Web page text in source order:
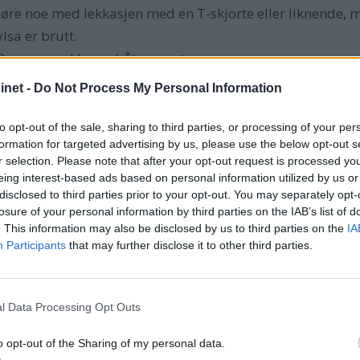
- Do Not Process My Personal Information
opt-out of the sale, sharing to third parties, or processing of your
for targeted advertising by us, please use the below opt-out
selection. Please note that after your opt-out request is processed
interest-based ads based on personal information utilized by us
to third parties prior to your opt-out. You may separately
of your personal information by third parties on the IAB’s list of
This information may also be disclosed by us to third parties on the
Participants that may further disclose it to other third parties.
Data Processing Opt Outs
opt-out of the Sharing of my personal data.
noe med lekkasjen med en T-skjorte eller liknende,
er brutt.
ved La-sa båt og motor.
sammenføyningen på, nemlig med lik diameter på
om å sjekke hylse/pakkbokssystemet jevnlig.
fra NBF på veggen”, sier Erik Brauner.
har vi en kvalifisert mekaniker i gjengen, og
slutt var det bare å åpne tanken. Til Nimbus sin ros